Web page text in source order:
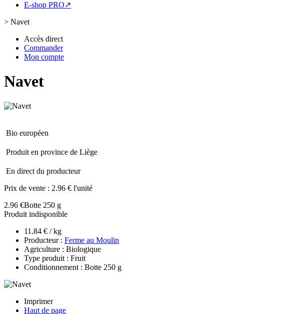
E-shop PRO↗
> Navet
Accès direct
Commander
Mon compte
Navet
Bio européen
Produit en province de Liège
En direct du producteur
Prix de vente : 2.96 € l'unité
2.96 €Botte 250 g
Produit indisponible
11.84 € / kg
Producteur : Ferme au Moulin
Agriculture : Biologique
Type produit : Fruit
Conditionnement : Botte 250 g
Imprimer
Haut de page